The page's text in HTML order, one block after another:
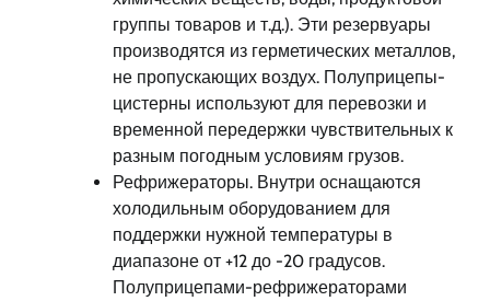
группы товаров и т.д.). Эти резервуары
производятся из герметических металлов,
не пропускающих воздух. Полуприцепы-
цистерны используют для перевозки и
временной передержки чувствительных к
разным погодным условиям грузов.
Рефрижераторы. Внутри оснащаются
холодильным оборудованием для
поддержки нужной температуры в
диапазоне от +12 до -20 градусов.
Полуприцепами-рефрижераторами